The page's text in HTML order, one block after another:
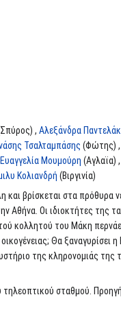
, Αλεξάνδρα
Τσαλταμπάσης (Φώτης) ,
Ευαγγελία Μουμούρη (Αγλαϊα) ,
Κολιανδρή (Βιργινία)
βρίσκεται στα πρόθυρα
Αθήνα. Οι ιδιοκτήτες της
κολλητού του Μάκη
Θα ξαναγυρίσει η
της κληρονομιάς της
σταθμού.